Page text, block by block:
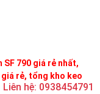
SF 790 giá rẻ nhất,
rẻ, tổng kho keo
Liên hệ: 0938454791